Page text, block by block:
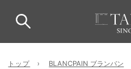
トップ BLANCPAIN ブランパン